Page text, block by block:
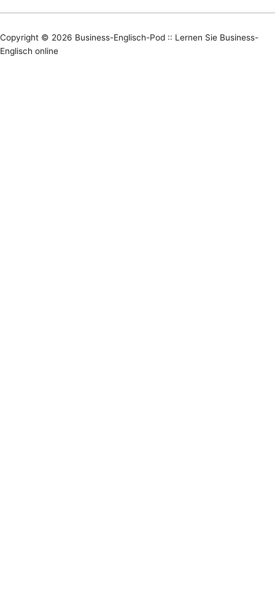
Copyright © 2026 Business-Englisch-Pod :: Lernen Sie Business-
Englisch online